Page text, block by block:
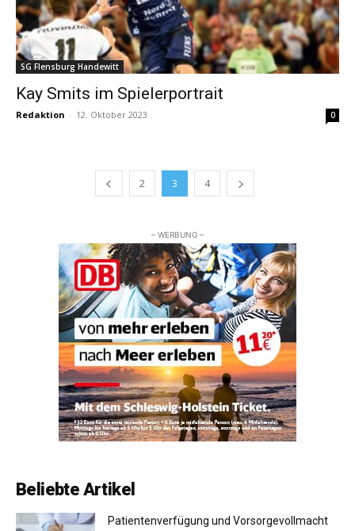
SG Flensburg Handewitt
Kay Smits im Spielerportrait
Redaktion - 12. Oktober 2023 0
2 3 4
– WERBUNG –
Beliebte Artikel
Patientenverfügung und Vorsorgevollmacht